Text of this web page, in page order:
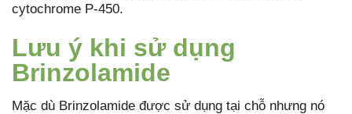
cytochrome P-450.
Lưu ý khi sử dụng
Brinzolamide
Mặc dù Brinzolamide được sử dụng tại chỗ nhưng nó